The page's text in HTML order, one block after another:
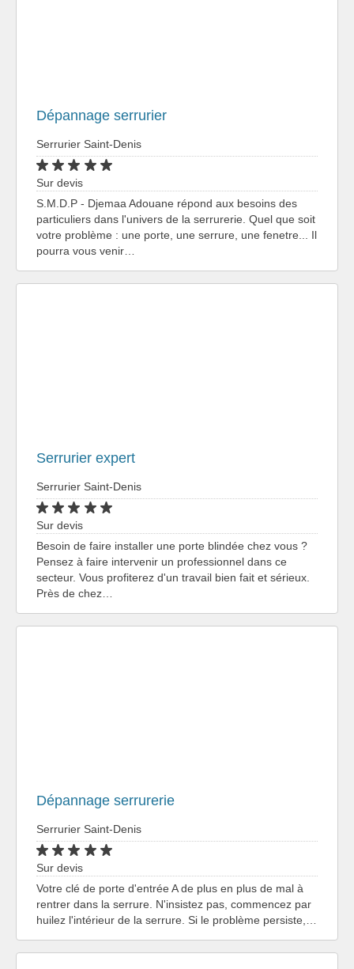
Dépannage serrurier
Serrurier Saint-Denis
Sur devis
S.M.D.P - Djemaa Adouane répond aux besoins des
particuliers dans l'univers de la serrurerie. Quel que soit
votre problème : une porte, une serrure, une fenetre... Il
pourra vous venir…
Serrurier expert
Serrurier Saint-Denis
Sur devis
Besoin de faire installer une porte blindée chez vous ?
Pensez à faire intervenir un professionnel dans ce
secteur. Vous profiterez d'un travail bien fait et sérieux.
Près de chez…
Dépannage serrurerie
Serrurier Saint-Denis
Sur devis
Votre clé de porte d'entrée A de plus en plus de mal à
rentrer dans la serrure. N'insistez pas, commencez par
huilez l'intérieur de la serrure. Si le problème persiste,…